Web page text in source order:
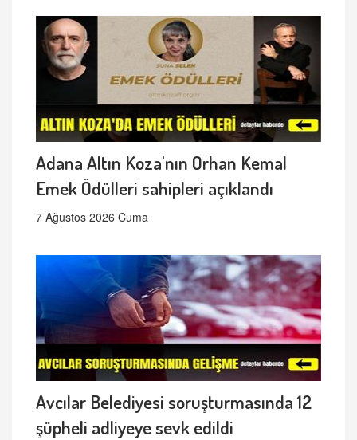
Adana Altın Koza'nın Orhan Kemal
Emek Ödülleri sahipleri açıklandı
7 Ağustos 2026 Cuma
Avcılar Belediyesi soruşturmasında 12
şüpheli adliyeye sevk edildi